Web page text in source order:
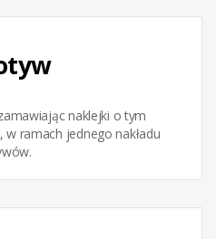
naklejki o tym
w ramach jednego nakładu